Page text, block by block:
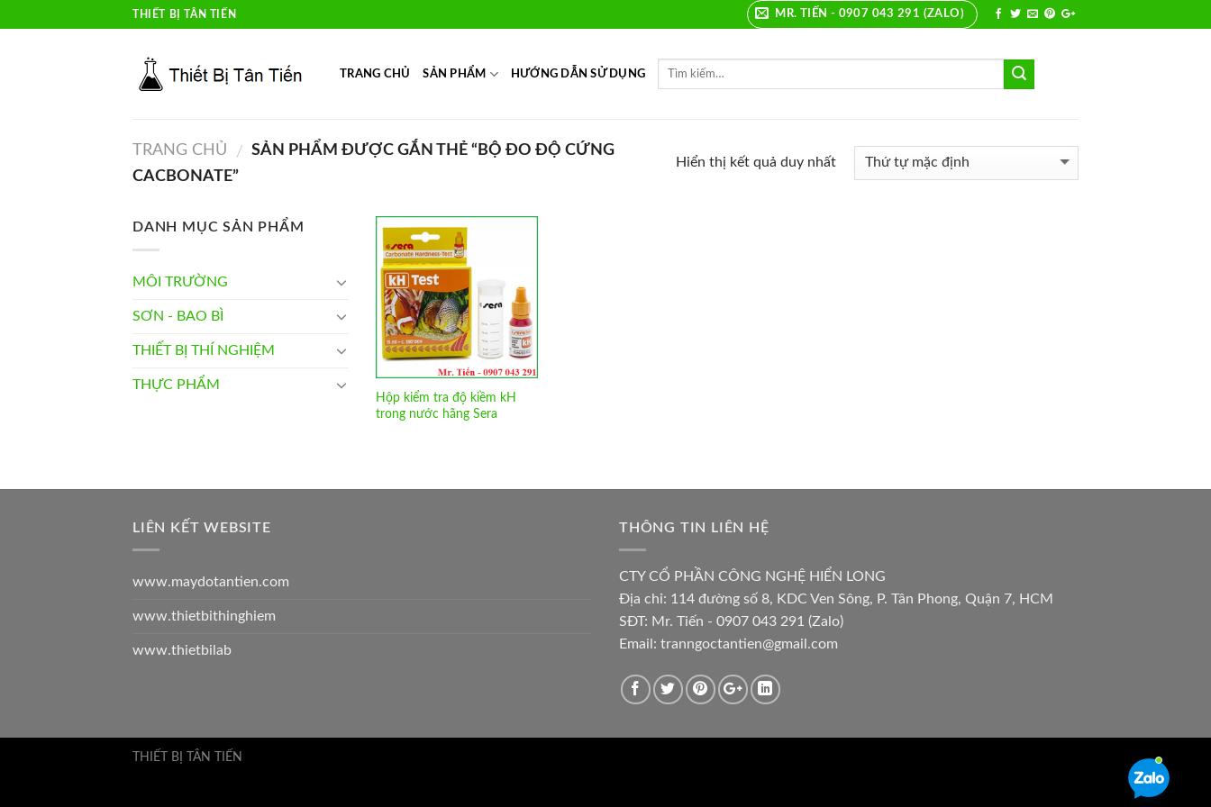
to
THIẾT BỊ TÂN TIẾN MR. TIẾN - 0907 043 291 (ZALO)
TRANG CHỦ SẢN PHẨM HƯỚNG DẪN SỬ DỤNG
TRANG CHỦ / SẢN PHẨM ĐƯỢC GẮN THẺ “BỘ ĐO ĐỘ CỨNG
CACBONATE”
Hiển thị kết quả duy nhất
DANH MỤC SẢN PHẨM
MÔI TRƯỜNG
SƠN - BAO BÌ
THIẾT BỊ THÍ NGHIỆM
THỰC PHẨM
Hộp kiểm tra độ kiềm kH
trong nước hãng Sera
LIÊN KẾT WEBSITE
www.maydotantien.com
www.thietbithinghiem
www.thietbilab
THÔNG TIN LIÊN HỆ
CTY CỔ PHẦN CÔNG NGHỆ HIỂN LONG
Địa chỉ: 114 đường số 8, KDC Ven Sông, P. Tân Phong, Quận 7, HCM
SĐT: Mr. Tiến - 0907 043 291 (Zalo)
Email: tranngoctantien@gmail.com
THIẾT BỊ TÂN TIẾN